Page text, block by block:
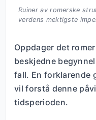
Ruiner av romerske
verdens mektigste
Oppdager det
beskjedne
fall. En forklarende
vil forstå denne
tidsperioden.